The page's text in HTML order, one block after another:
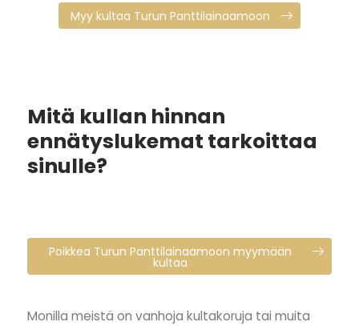
Myy kultaa Turun Panttilainaamoon
Mitä kullan hinnan
ennätyslukemat tarkoittaa
sinulle?
Poikkea Turun Panttilainaamoon myymään
kultaa
Monilla meistä on vanhoja kultakoruja tai muita